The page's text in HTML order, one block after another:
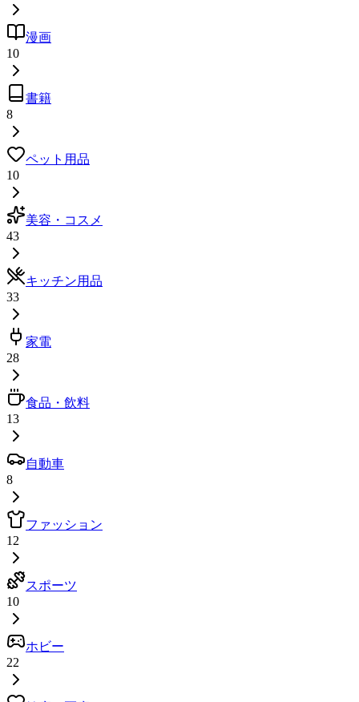
漫画
10
書籍
8
ペット用品
10
美容・コスメ
43
キッチン用品
33
家電
28
食品・飲料
13
自動車
8
ファッション
12
スポーツ
10
ホビー
22